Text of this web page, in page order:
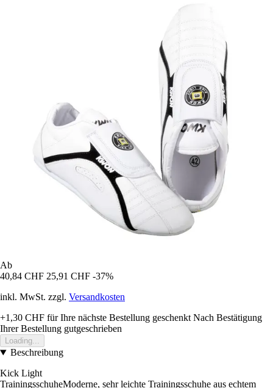
Ab
40,84 CHF 25,91 CHF -37%
inkl. MwSt. zzgl. Versandkosten
+1,30 CHF für Ihre nächste Bestellung geschenkt Nach Bestätigung
Ihrer Bestellung gutgeschrieben
Loading...
Beschreibung
Kick Light
TrainingsschuheModerne, sehr leichte Trainingsschuhe aus echtem